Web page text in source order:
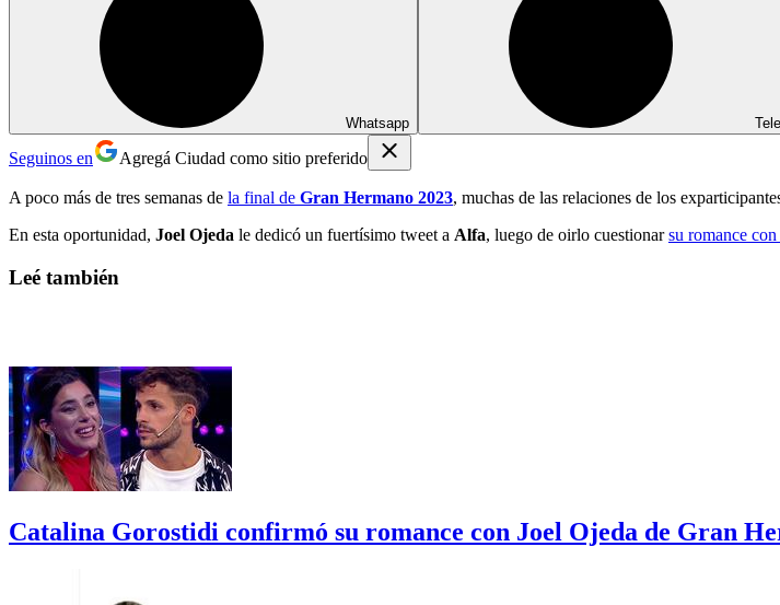
Whatsapp
Seguinos en Agregá Ciudad como sitio preferido
A poco más de tres semanas de la final de Gran Hermano 2023, muchas de las relaciones de los
En esta oportunidad, Joel Ojeda le dedicó un fuertísimo tweet a Alfa, luego de oirlo cuestionarsu romance con
Leé también
Catalina Gorostidi confirmó su romance con Joel Ojeda de Gran